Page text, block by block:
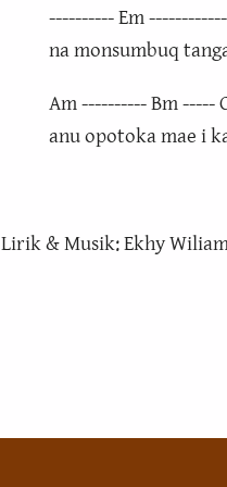
---------- Em
na monsumbuq
Am ---------- Bm -----
anu opotoka mae i
Lirik & Musik: Ekhy